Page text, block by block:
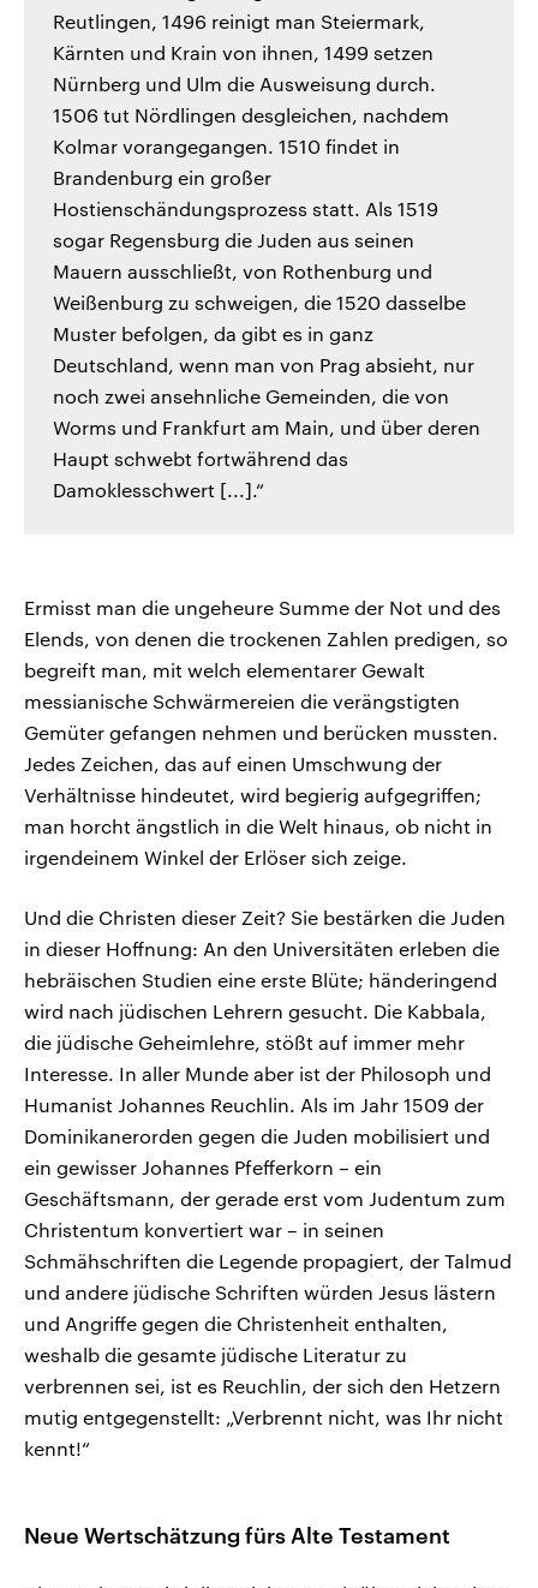
Reutlingen, 1496 reinigt man Steiermark,
Kärnten und Krain von ihnen, 1499 setzen
Nürnberg und Ulm die Ausweisung durch.
1506 tut Nördlingen desgleichen, nachdem
Kolmar vorangegangen. 1510 findet in
Brandenburg ein großer
Hostienschändungsprozess statt. Als 1519
sogar Regensburg die Juden aus seinen
Mauern ausschließt, von Rothenburg und
Weißenburg zu schweigen, die 1520 dasselbe
Muster befolgen, da gibt es in ganz
Deutschland, wenn man von Prag absieht, nur
noch zwei ansehnliche Gemeinden, die von
Worms und Frankfurt am Main, und über deren
Haupt schwebt fortwährend das
Damoklesschwert [...].“
Ermisst man die ungeheure Summe der Not und des
Elends, von denen die trockenen Zahlen predigen, so
begreift man, mit welch elementarer Gewalt
messianische Schwärmereien die verängstigten
Gemüter gefangen nehmen und berücken mussten.
Jedes Zeichen, das auf einen Umschwung der
Verhältnisse hindeutet, wird begierig aufgegriffen;
man horcht ängstlich in die Welt hinaus, ob nicht in
irgendeinem Winkel der Erlöser sich zeige.
Und die Christen dieser Zeit? Sie bestärken die Juden
in dieser Hoffnung: An den Universitäten erleben die
hebräischen Studien eine erste Blüte; händeringend
wird nach jüdischen Lehrern gesucht. Die Kabbala,
die jüdische Geheimlehre, stößt auf immer mehr
Interesse. In aller Munde aber ist der Philosoph und
Humanist Johannes Reuchlin. Als im Jahr 1509 der
Dominikanerorden gegen die Juden mobilisiert und
ein gewisser Johannes Pfefferkorn – ein
Geschäftsmann, der gerade erst vom Judentum zum
Christentum konvertiert war – in seinen
Schmähschriften die Legende propagiert, der Talmud
und andere jüdische Schriften würden Jesus lästern
und Angriffe gegen die Christenheit enthalten,
weshalb die gesamte jüdische Literatur zu
verbrennen sei, ist es Reuchlin, der sich den Hetzern
mutig entgegenstellt: „Verbrennt nicht, was Ihr nicht
kennt!“
Neue Wertschätzung fürs Alte Testament